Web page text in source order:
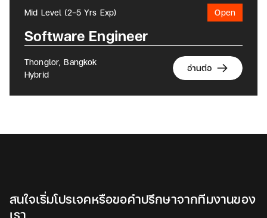
Mid Level (2-5 Yrs Exp) Open
Software Engineer
Thonglor, Bangkok
Hybrid
อ่านต่อ
สนใจเริ่มโปรเจคหรือขอคำปรึกษาจากทีมงานของ